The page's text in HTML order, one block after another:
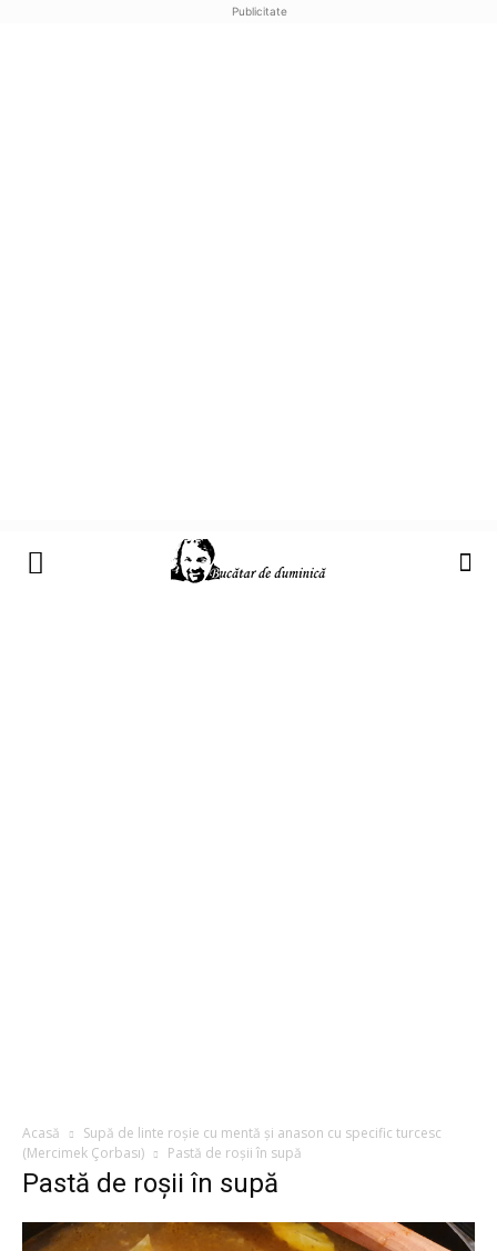
Publicitate
Acasă
Supă de linte roșie cu mentă și anason cu specific turcesc
(Mercimek Çorbası)
Pastă de roșii în supă
Pastă de roșii în supă